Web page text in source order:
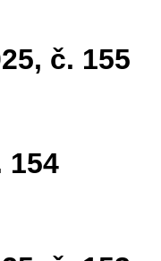
č. 155
154